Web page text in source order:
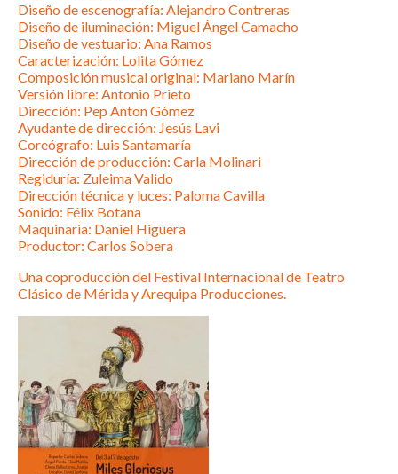
Diseño de escenografía: Alejandro Contreras
Diseño de iluminación: Miguel Ángel Camacho
Diseño de vestuario: Ana Ramos
Caracterización: Lolita Gómez
Composición musical original: Mariano Marín
Versión libre: Antonio Prieto
Dirección: Pep Anton Gómez
Ayudante de dirección: Jesús Lavi
Coreógrafo: Luis Santamaría
Dirección de producción: Carla Molinari
Regiduría: Zuleima Valido
Dirección técnica y luces: Paloma Cavilla
Sonido: Félix Botana
Maquinaria: Daniel Higuera
Productor: Carlos Sobera
Una coproducción del Festival Internacional de Teatro
Clásico de Mérida y Arequipa Producciones.